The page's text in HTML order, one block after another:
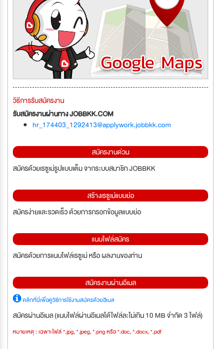
วิธีการรับสมัครงาน
รับสมัครงานผ่านทาง JOBBKK.COM
hr_174403_1292413@applywork.jobbkk.com
สมัครงานด่วน
สมัครด้วยเรซูเม่รูปแบบเต็ม จากระบบสมาชิก JOBBKK
สร้างเรซูเม่แบบย่อ
สมัครง่ายและรวดเร็ว ด้วยการกรอกข้อมูลแบบย่อ
แนบไฟล์สมัคร
สมัครด้วยการแนบไฟล์เรซูเม่ หรือ ผลงานของท่าน
สมัครงานผ่านอีเมล
คลิกที่นี่เพื่อดูวิธีการใช้งานสมัครด้วยอีเมล
สมัครผ่านอีเมล (แนบไฟล์ผ่านอีเมลได้ไฟล์ละไม่เกิน 10 MB จำกัด 3 ไฟล์)
หมายเหตุ : เฉพาะไฟล์ *.jpg, *.jpeg, *.png หรือ *.doc, *.docx, *.pdf